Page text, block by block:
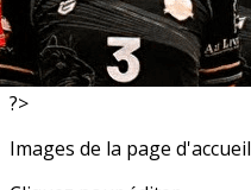
Resultats
Actualités
?>
Images de la page d'accueil